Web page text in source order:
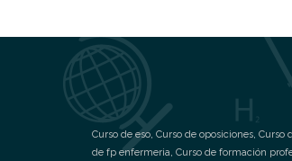
Curso de eso, Curso de oposiciones, Curso
de fp enfermeria, Curso de formación